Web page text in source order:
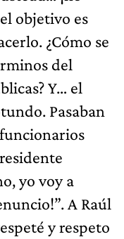
objetivo es
¿Cómo se
del
Y… el
Pasaban
yo voy a
A Raúl
y respeto